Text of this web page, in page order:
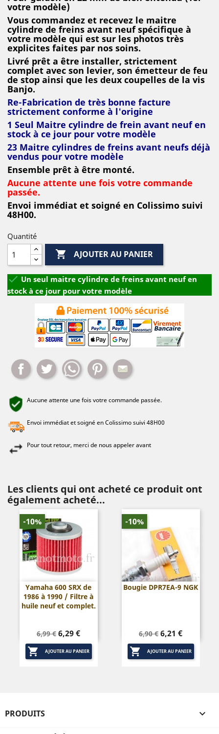
votre modèle)
Vous commandez et recevez le maitre
cylindre de freins avant neuf spécifique à
votre modèle qui est sur les photos très
explicites faites par nos soins.
Livré prêt a être installer, strictement
complet avec son levier, son émetteur de feu
de stop ainsi que les deux coupelles de la vis
Banjo.
Re-Fabrication de très bonne facture
strictement conforme à l'origine
1 Seul Maitre cylindre de frein avant neuf en
stock à ce jour pour votre modèle
23 Maitre cylindres de freins avant neufs déjà
vendus pour votre modèle
Ensemble prêt à être monté.
Aucune attente une fois votre commande
passée.
Envoi immédiat et soigné en Colissimo suivi
48H00.
Quantité
 AJOUTER AU PANIER
 Un seul maitre cylindre de freins avant neuf en
stock à ce jour pour votre modèle
Partager Tweet WhatsappPinterest
Aucune attente une fois votre commande passée.
Envoi immédiat et soigné en Colissimo suivi 48H00
Pour tout retour, merci de nous appeler avant
Les clients qui ont acheté ce produit ont
également acheté...
Yamaha 600 SRX de
1986 à 1990 / Filtre à
huile neuf et complet.
Prix
de
base
6,99 € Prix
6,29 €
 AJOUTER AU PANIER
-10%
Bougie DPR7EA-9 NGK
Prix
de
base
6,90 € Prix
6,21 €
 AJOUTER AU PANIER
-10%
PRODUITS 